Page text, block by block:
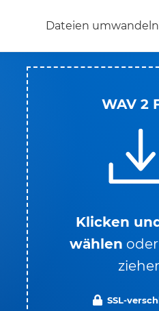
Dateien umwandeln
WAV 2
Klicken
wählen
SSL-